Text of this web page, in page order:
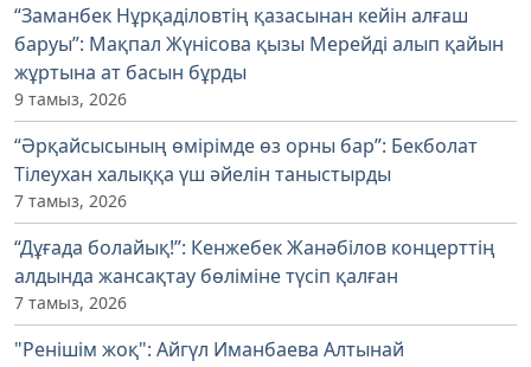
“Заманбек Нұрқаділовтің қазасынан кейін алғаш
баруы”: Мақпал Жүнісова қызы Мерейді алып қайын
жұртына ат басын бұрды
9 тамыз, 2026
“Әрқайсысының өмірімде өз орны бар”: Бекболат
Тілеухан халыққа үш әйелін таныстырды
7 тамыз, 2026
“Дұғада болайық!”: Кенжебек Жанәбілов концерттің
алдында жансақтау бөліміне түсіп қалған
7 тамыз, 2026
"Ренішім жоқ": Айгүл Иманбаева Алтынай